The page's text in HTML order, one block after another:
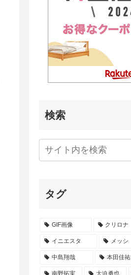
検索
タグ
GIF画像 クリロナ
イニエスタ メッシ
中島翔哉 本田佳祐
南野拓実 大迫勇也